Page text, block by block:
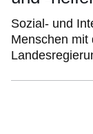
Sozial- und
Menschen mit